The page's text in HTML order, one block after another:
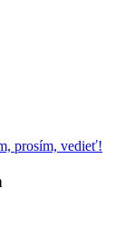
prosím, vedieť!